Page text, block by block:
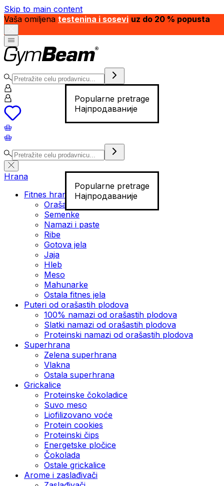
Skip to main content
Vaša omiljena testenina i sosevi uz do 20 % popusta
Popularne pretrage
Најпродаваније
Popularne pretrage
Најпродаваније
Hrana
Fitnes hrana
Orašasti plodovi
Semenke
Namazi i paste
Ribe
Gotova jela
Јаја
Hleb
Meso
Mahunarke
Ostala fitnes jela
Puteri od orašastih plodova
100% namazi od orašastih plodova
Slatki namazi od orašastih plodova
Proteinski namazi od orašastih plodova
Superhrana
Zelena superhrana
Vlakna
Ostala superhrana
Grickalice
Proteinske čokoladice
Suvo meso
Liofilizovano voće
Protein cookies
Proteinski čips
Energetske pločice
Čokolada
Ostale grickalice
Arome i zaslađivači